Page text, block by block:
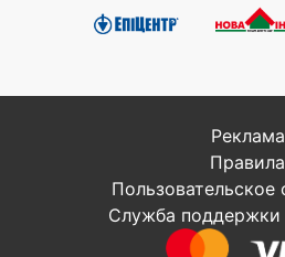
Реклама
Правила
Пользовательское
Служба поддержки